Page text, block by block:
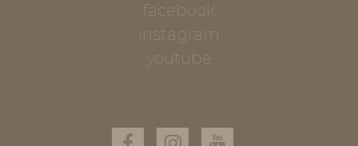
facebook
instagram
youtube